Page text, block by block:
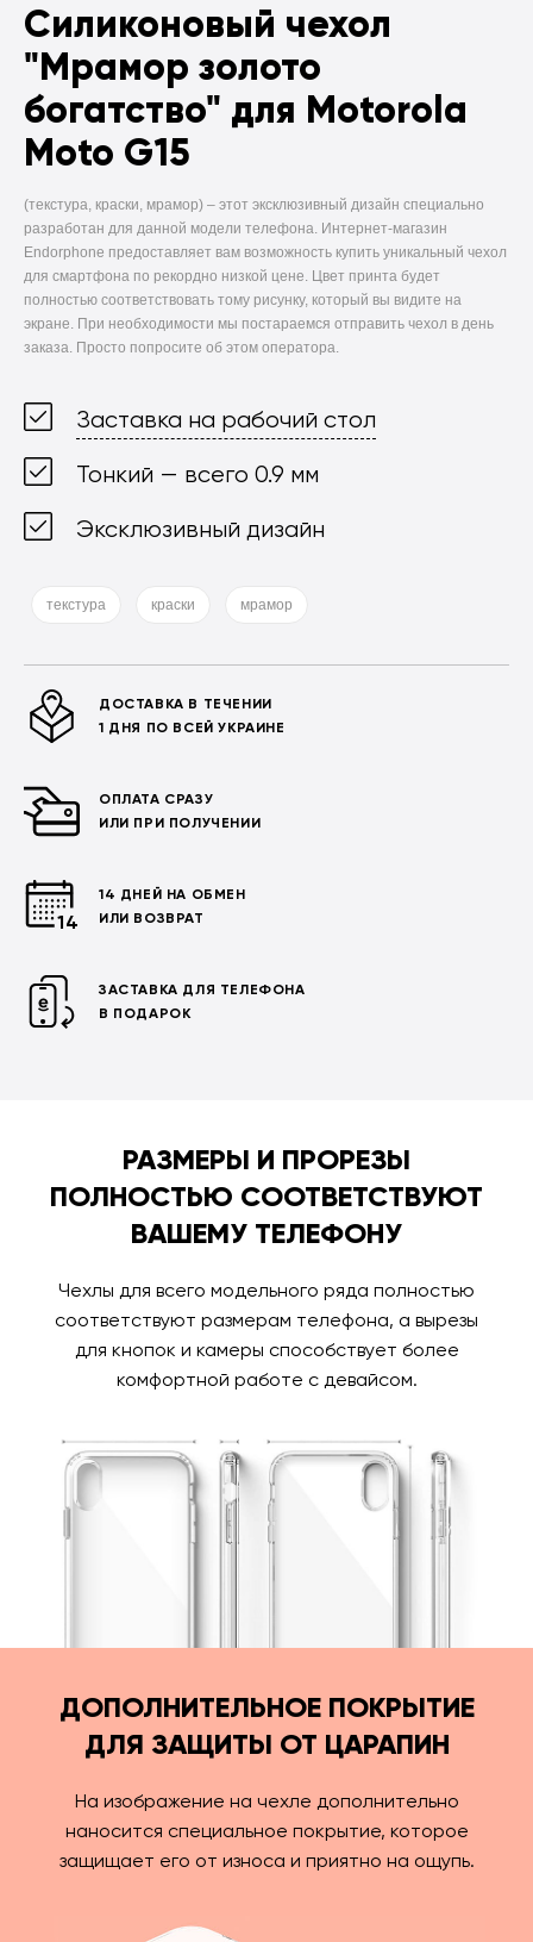
Силиконовый чехол
"Мрамор золото
богатство" для Motorola
Moto G15
(текстура, краски, мрамор) – этот эксклюзивный дизайн специально
разработан для данной модели телефона. Интернет-магазин
Endorphone предоставляет вам возможность купить уникальный чехол
для смартфона по рекордно низкой цене. Цвет принта будет
полностью соответствовать тому рисунку, который вы видите на
экране. При необходимости мы постараемся отправить чехол в день
заказа. Просто попросите об этом оператора.
Заставка на рабочий стол
Тонкий — всего 0.9 мм
Эксклюзивный дизайн
текстура краски мрамор
ДОСТАВКА В ТЕЧЕНИИ
1 ДНЯ ПО ВСЕЙ УКРАИНЕ
ОПЛАТА СРАЗУ
ИЛИ ПРИ ПОЛУЧЕНИИ
14 ДНЕЙ НА ОБМЕН
ИЛИ ВОЗВРАТ
ЗАСТАВКА ДЛЯ ТЕЛЕФОНА
В ПОДАРОК
РАЗМЕРЫ И ПРОРЕЗЫ
ПОЛНОСТЬЮ СООТВЕТСТВУЮТ
ВАШЕМУ ТЕЛЕФОНУ
Чехлы для всего модельного ряда полностью
соответствуют размерам телефона, а вырезы
для кнопок и камеры способствует более
комфортной работе с девайсом.
ДОПОЛНИТЕЛЬНОЕ ПОКРЫТИЕ
ДЛЯ ЗАЩИТЫ ОТ ЦАРАПИН
На изображение на чехле дополнительно
наносится специальное покрытие, которое
защищает его от износа и приятно на ощупь.